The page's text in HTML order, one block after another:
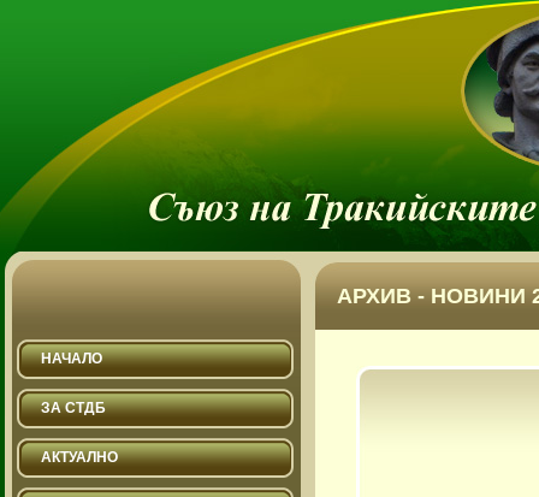
АРХИВ - НОВИНИ
НАЧАЛО
ЗА СТДБ
АКТУАЛНО